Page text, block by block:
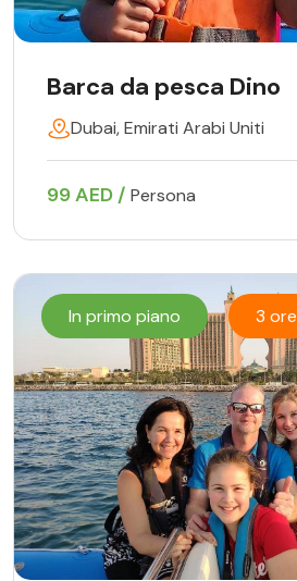
Barca da pesca Dino
Dubai, Emirati Arabi Uniti
99 AED / Persona
In primo piano 3 ore